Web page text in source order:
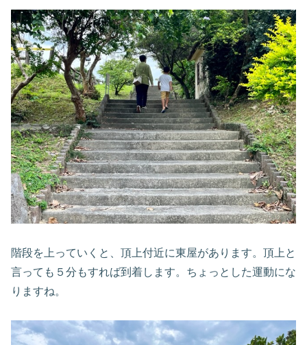
階段を上っていくと、頂上付近に東屋があります。頂上と
言っても５分もすれば到着します。ちょっとした運動にな
りますね。